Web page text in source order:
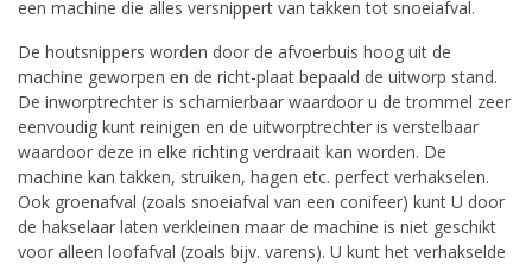
een machine die alles versnippert van takken tot snoeiafval.
De houtsnippers worden door de afvoerbuis hoog uit de
machine geworpen en de richt-plaat bepaald de uitworp stand.
De inworptrechter is scharnierbaar waardoor u de trommel zeer
eenvoudig kunt reinigen en de uitworptrechter is verstelbaar
waardoor deze in elke richting verdraait kan worden. De
machine kan takken, struiken, hagen etc. perfect verhakselen.
Ook groenafval (zoals snoeiafval van een conifeer) kunt U door
de hakselaar laten verkleinen maar de machine is niet geschikt
voor alleen loofafval (zoals bijv. varens). U kunt het verhakselde